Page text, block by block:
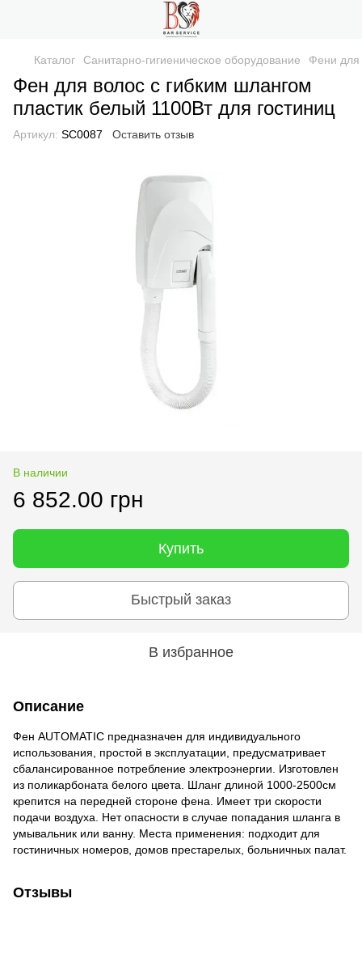
Каталог Санитарно-гигиеническое оборудование Фени для
Фен для волос с гибким шлангом
пластик белый 1100Вт для гостиниц
Артикул: SC0087 Оставить отзыв
В наличии
6 852.00 грн
Купить
Быстрый заказ
В избранное
Описание
Фен AUTOMATIC предназначен для индивидуального
использования, простой в эксплуатации, предусматривает
сбалансированное потребление электроэнергии. Изготовлен
из поликарбоната белого цвета. Шланг длиной 1000-2500см
крепится на передней стороне фена. Имеет три скорости
подачи воздуха. Нет опасности в случае попадания шланга в
умывальник или ванну. Места применения: подходит для
гостиничных номеров, домов престарелых, больничных палат.
Отзывы